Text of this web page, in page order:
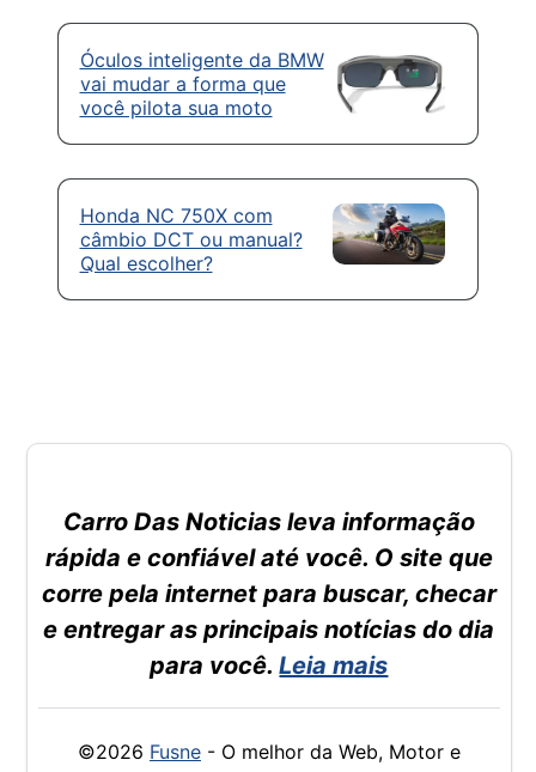
Óculos inteligente da BMW
vai mudar a forma que
você pilota sua moto
Honda NC 750X com
câmbio DCT ou manual?
Qual escolher?
Carro Das Noticias leva informação
rápida e confiável até você. O site que
corre pela internet para buscar, checar
e entregar as principais notícias do dia
para você.Leia mais
©2026 Fusne- O melhor da Web, Motor e